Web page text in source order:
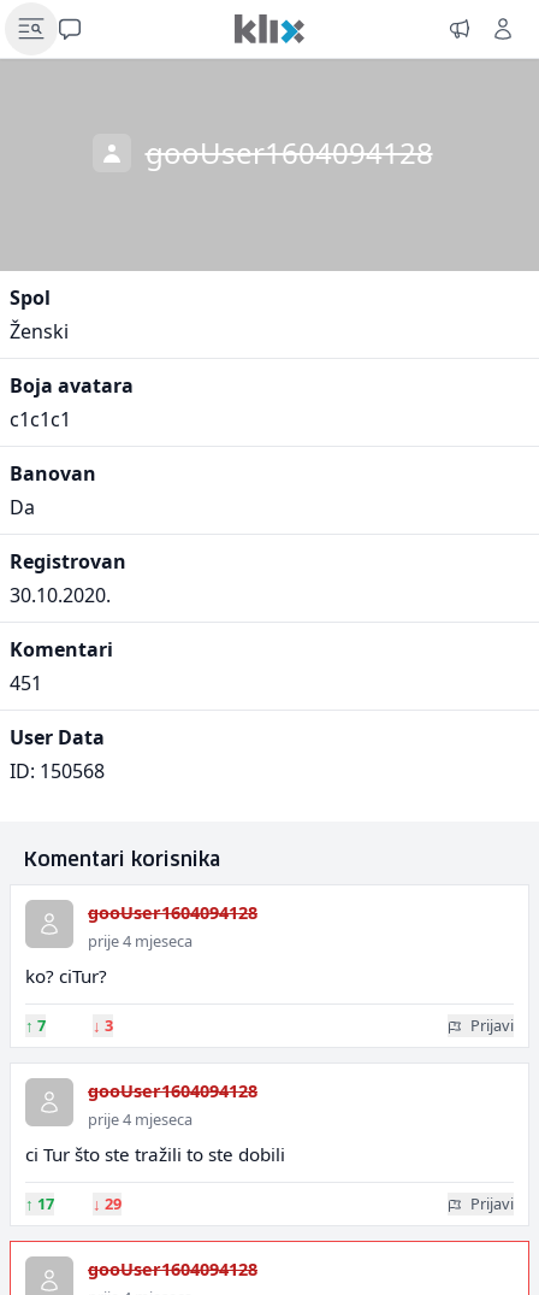
gooUser1604094128
Spol
Ženski
Boja avatara
c1c1c1
Banovan
Da
Registrovan
30.10.2020.
Komentari
451
User Data
ID: 150568
Komentari korisnika
gooUser1604094128
prije 4 mjeseca
ko? ciTur?
↑ 7 ↓ 3 Prijavi
gooUser1604094128
prije 4 mjeseca
ci Tur što ste tražili to ste dobili
↑ 17 ↓ 29 Prijavi
gooUser1604094128